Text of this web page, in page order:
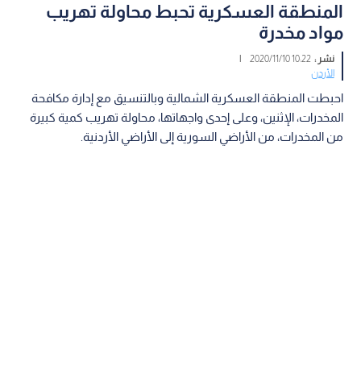
المنطقة العسكرية تحبط محاولة تهريب
مواد مخدرة
نشر :10:22 2020/11/10
|
الأردن
احبطت المنطقة العسكرية الشمالية وبالتنسيق مع إدارة مكافحة
المخدرات، الإثنين، وعلى إحدى واجهاتها، محاولة تهريب كمية كبيرة
من المخدرات، من الأراضي السورية إلى الأراضي الأردنية.